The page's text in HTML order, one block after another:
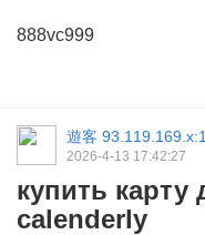
888vc999
遊客
2026-4-13 17:42:27
купить карту
calenderly